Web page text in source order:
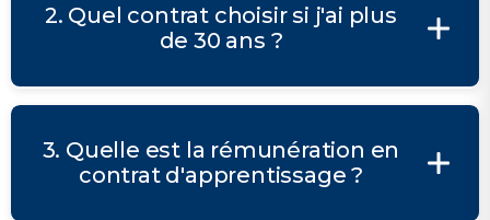
2. Quel contrat choisir si j'ai plus
de 30 ans ?
3. Quelle est la rémunération en
contrat d'apprentissage ?